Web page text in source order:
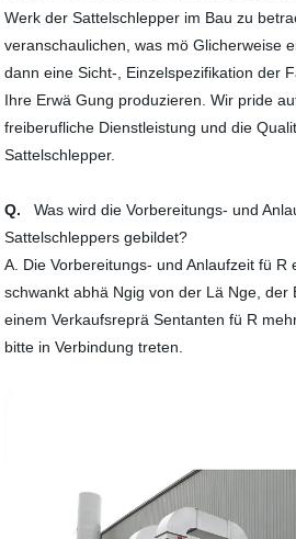
Werk der Sattelschlepper im Bau zu
veranschaulichen, was mö Glicherweise
dann eine Sicht-, Einzelspezifikation der
Ihre Erwä Gung produzieren. Wir pride
freiberufliche Dienstleistung und die
Sattelschlepper.
Q.Was wird die Vorbereitungs- und
Sattelschleppers gebildet?
A. Die Vorbereitungs- und Anlaufzeit fü R
schwankt abhä Ngig von der Lä Nge, der
einem Verkaufsreprä Sentanten fü R
bitte in Verbindung treten.